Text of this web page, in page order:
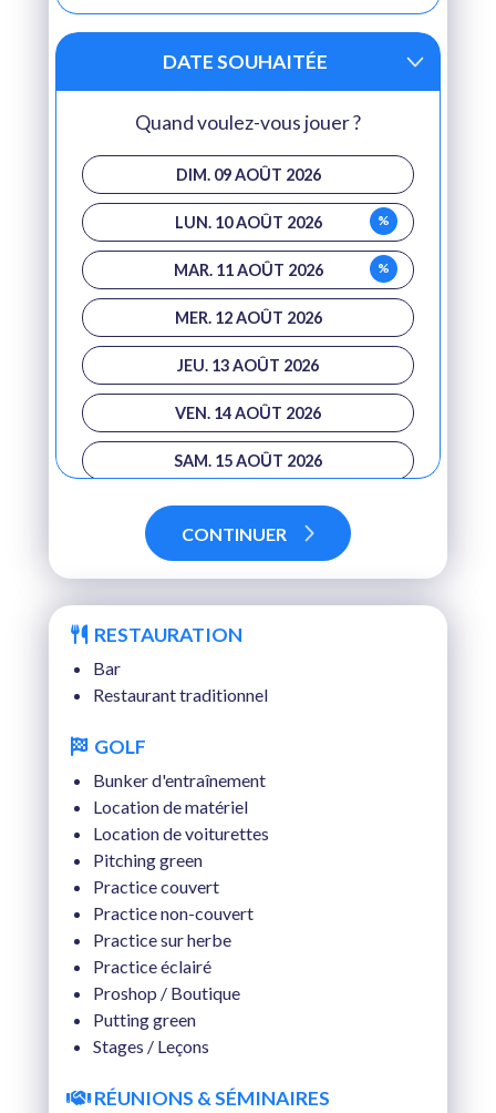
DATE SOUHAITÉE
Quand voulez-vous jouer ?
DIM. 09 AOÛT 2026
LUN. 10 AOÛT 2026 %
MAR. 11 AOÛT 2026 %
MER. 12 AOÛT 2026
JEU. 13 AOÛT 2026
VEN. 14 AOÛT 2026
SAM. 15 AOÛT 2026
DIM. 16 AOÛT 2026
MAR. 18 AOÛT 2026 %
JEU. 20 AOÛT 2026
DIM. 23 AOÛT 2026
LUN. 24 AOÛT 2026
MAR. 25 AOÛT 2026
MER. 26 AOÛT 2026
JEU. 27 AOÛT 2026
CONTINUER
RESTAURATION
Bar
Restaurant traditionnel
GOLF
Bunker d'entraînement
Location de matériel
Location de voiturettes
Pitching green
Practice couvert
Practice non-couvert
Practice sur herbe
Practice éclairé
Proshop / Boutique
Putting green
Stages / Leçons
RÉUNIONS & SÉMINAIRES